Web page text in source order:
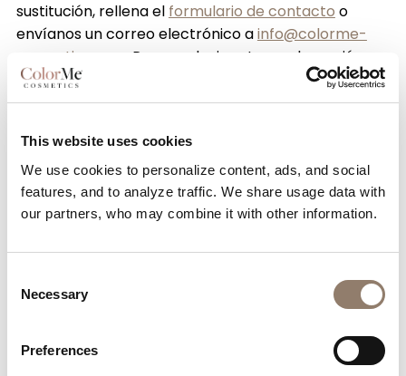
This website uses cookies
We use cookies to personalize content, ads, and social
features, and to analyze traffic. We share usage data with
our partners, who may combine it with other information.
Selection
Necessary
Preferences
sustitución, rellena el formulario de contacto o
envíanos un correo electrónico ainfo@colorme-
cosmetics.com.
Para cualquier otra reclamación,
envía por correo electrónico una imagen del
producto defectuoso en un plazo de 14 días a:
Nuestra política de reembolsos y devoluciones
dura 14 días. Si han pasado 14 días desde tu
cambio completo.